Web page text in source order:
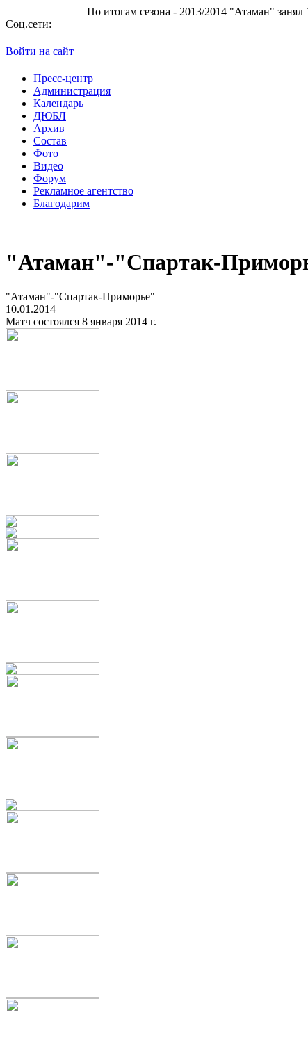
итогам сезона - 2013/2014 "Атаман" занял 10 место в
Соц.сети:
Войти на сайт
Пресс-центр
Администрация
Календарь
ДЮБЛ
Архив
Состав
Фото
Видео
Форум
Рекламное агентство
Благодарим
"Атаман"-"Спартак-
"Атаман"-"Спартак-Приморье"
10.01.2014
Матч состоялся 8 января 2014 г.